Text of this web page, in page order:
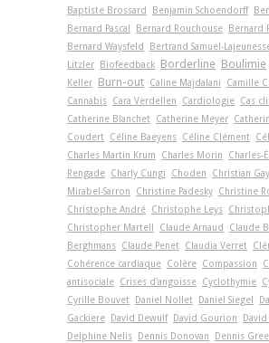
Baptiste Brossard
Benjamin Schoendorff
Bernard Pascal
Bernard Rouchouse
Bernard
Bernard Waysfeld
Bertrand Samuel-
Litzler
Biofeedback Borderline Boulimie
Keller Burn-out Caline Majdalani Camille
Cannabis Cara Verdellen Cardiologie Cas
Catherine Blanchet Catherine Meyer
Coudert Céline Baeyens Céline Clément
Charles Martin Krum
Charles Morin
Charles-
Rengade Charly Cungi Choden Christian Gay
Mirabel-Sarron
Christine Padesky Christine
Christophe André Christophe Leys
Christopher Martell
Claude Arnaud Claude
Berghmans Claude Penet Claudia Verret
Cohérence cardiaque Colère Compassion
antisociale Crises d'angoisse Cyclothymie
Cyrille Bouvet
Daniel Nollet Daniel Siegel
Gackiere
David Dewulf David Gourion
Delphine Nelis
Dennis Donovan
Dennis